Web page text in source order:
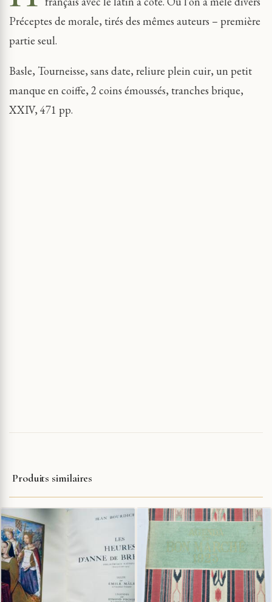
Préceptes de morale, tirés des mêmes auteurs – première
partie seul.
Basle, Tourneisse, sans date, reliure plein cuir, un petit
manque en coiffe, 2 coins émoussés, tranches brique,
XXIV, 471 pp.
Produits similaires